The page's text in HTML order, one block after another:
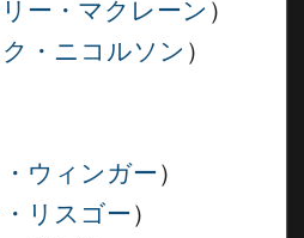
ー・マクレーン ）
・ニコルソン ）
ウィンガー）
リスゴー）